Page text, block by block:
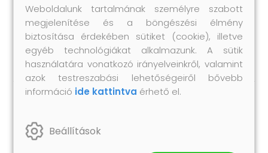
és dugó(ka)t. Ha bizonytalan, kérje
szakember tanácsát. Gondosan olvassa el és
kövesse a használati utasítás minden lépését.
Weboldalunk tartalmának személyre szabott
megjelenítése és a böngészési élmény
biztosítása érdekében sütiket (cookie), illetve
egyéb technológiákat alkalmazunk. A sütik
használatára vonatkozó irányelveinkről, valamint
azok testreszabási lehetőségeiről bővebb
információ ide kattintva érhető el.
Beállítások